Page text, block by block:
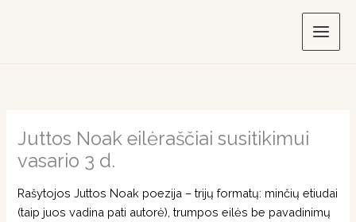
Juttos Noak eilėraščiai susitikimui
vasario 3 d.
Rašytojos Juttos Noak poezija – trijų formatų: minčių etiudai
(taip juos vadina pati autorė), trumpos eilės be pavadinimų